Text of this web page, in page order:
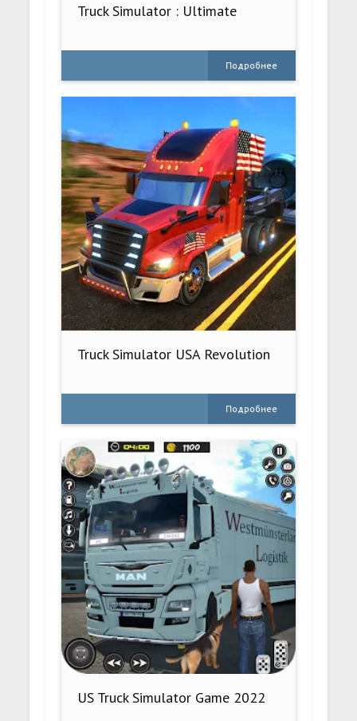
Truck Simulator : Ultimate
Подробнее
Truck Simulator USA Revolution
Подробнее
US Truck Simulator Game 2022